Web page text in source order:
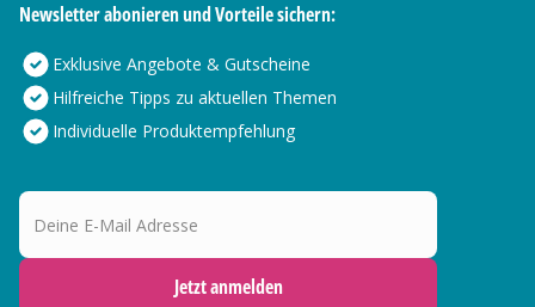
Newsletter abonieren und Vorteile sichern:
Exklusive Angebote & Gutscheine
Hilfreiche Tipps zu aktuellen Themen
Individuelle Produktempfehlung
Deine E-Mail Adresse
Jetzt anmelden